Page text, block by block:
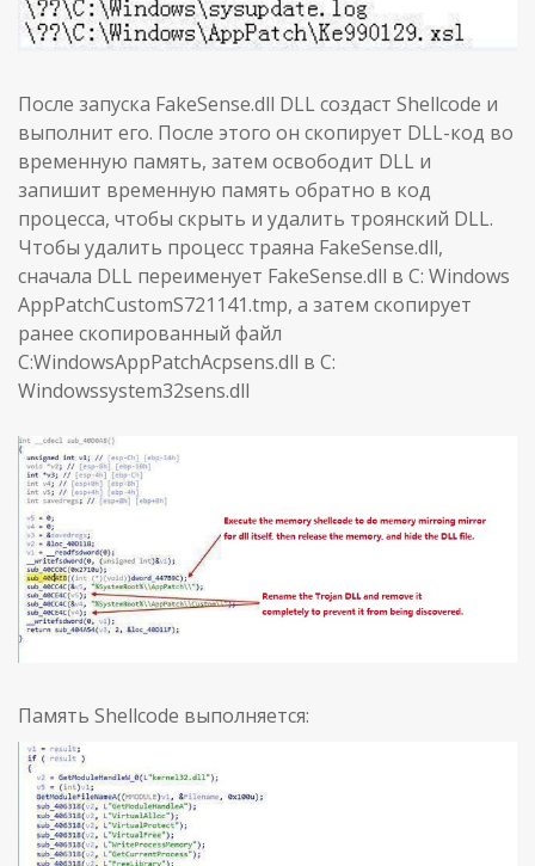
После запуска FakeSense.dll DLL создаст Shellcode и
выполнит его. После этого он скопирует DLL-код во
временную память, затем освободит DLL и
запишит временную память обратно в код
процесса, чтобы скрыть и удалить троянский DLL.
Чтобы удалить процесс траяна FakeSense.dll,
сначала DLL переименует FakeSense.dll в C: Windows
AppPatchCustomS721141.tmp, а затем скопирует
ранее скопированный файл
C:WindowsAppPatchAcpsens.dll в C:
Windowssystem32sens.dll
Память Shellcode выполняется: